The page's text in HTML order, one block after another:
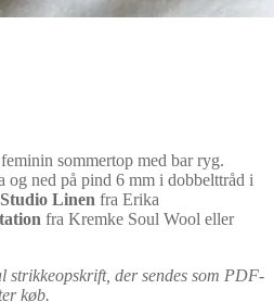
sommertop med bar ryg.
og ned på pind 6 mm i dobbelttråd i
Studio Linen fra Erika
fra Kremke Soul Wool eller
strikkeopskrift, der sendes som PDF-
køb.